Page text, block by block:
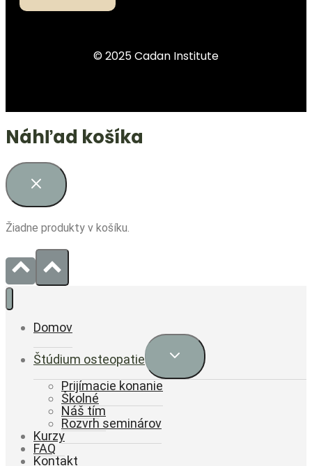
© 2025 Cadan Institute
Náhľad košíka
Žiadne produkty v košíku.
Domov
Štúdium osteopatie
Expand
Prijímacie konanie
Školné
Náš tím
Rozvrh seminárov
Kurzy
FAQ
Kontakt